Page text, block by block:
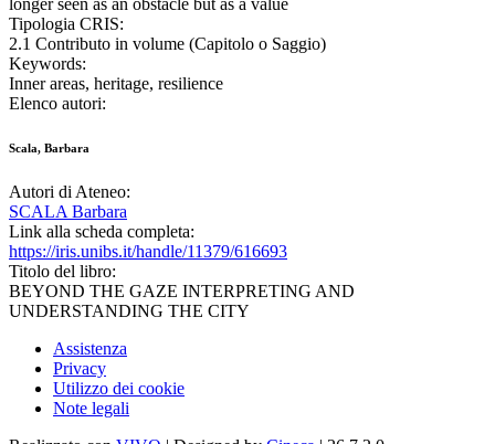
longer seen as an obstacle but as a value
Tipologia CRIS:
2.1 Contributo in volume (Capitolo o Saggio)
Keywords:
Inner areas, heritage, resilience
Elenco autori:
Scala, Barbara
Autori di Ateneo:
SCALA Barbara
Link alla scheda completa:
https://iris.unibs.it/handle/11379/616693
Titolo del libro:
BEYOND THE GAZE INTERPRETING AND
UNDERSTANDING THE CITY
Assistenza
Privacy
Utilizzo dei cookie
Note legali